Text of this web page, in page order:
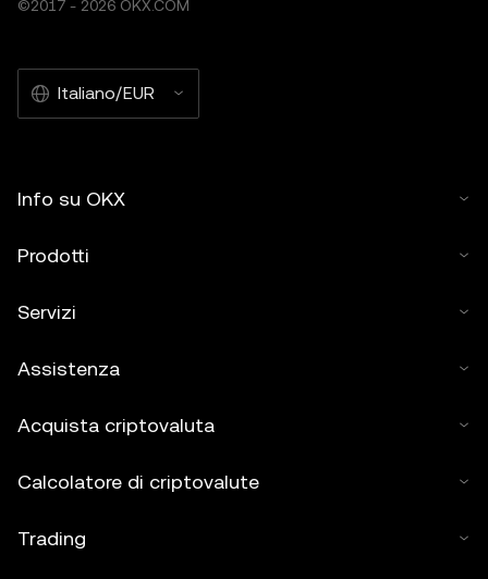
©2017 - 2026 OKX.COM
Italiano/EUR
Info su OKX
Prodotti
Servizi
Assistenza
Acquista criptovaluta
Calcolatore di criptovalute
Trading